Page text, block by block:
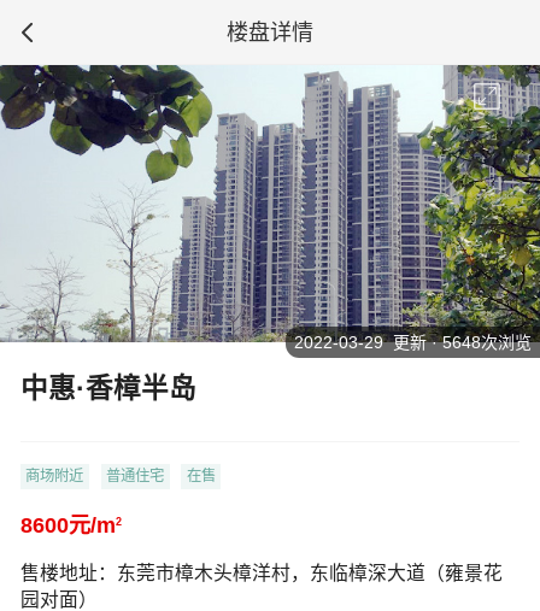
楼盘详情
中惠·香樟半岛
商场附近 普通住宅 在售
8600元/m2
售楼地址：东莞市樟木头樟洋村，东临樟深大道（雍景花
园对面）
2022-03-29 更新 · 5648次浏览